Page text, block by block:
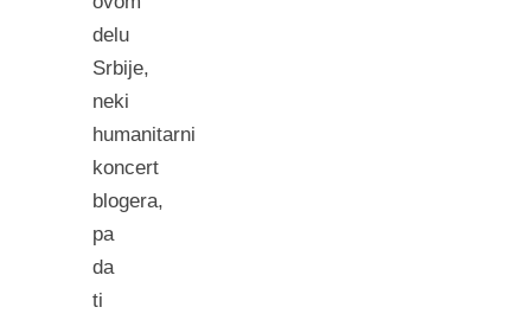
delu
Srbije,
neki
humanitarni
koncert
blogera,
pa
da
ti